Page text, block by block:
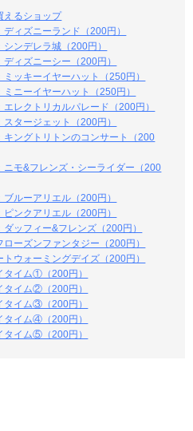
えるショップ
ィズニーランド（200円）
ンデレラ城（200円）
ィズニーシー（200円）
ッキーイヤーハット（250円）
ニーイヤーハット（250円）
レクトリカルパレード（200円）
タージェット（200円）
ングトリトンのコンサート（200
モ&フレンズ・シーライダー（200
ルーアリエル（200円）
ンクアリエル（200円）
ッフィー&フレンズ（200円）
ローズンファンタジー（200円）
トウォーミングデイズ（200円）
タイム①（200円）
タイム②（200円）
タイム③（200円）
タイム④（200円）
タイム⑤（200円）